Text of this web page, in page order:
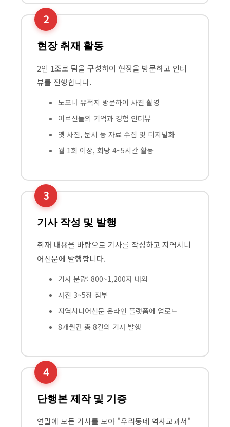
2
현장 취재 활동
2인 1조로 팀을 구성하여 현장을 방문하고 인터
뷰를 진행합니다.
노포나 유적지 방문하여 사진 촬영
어르신들의 기억과 경험 인터뷰
옛 사진, 문서 등 자료 수집 및 디지털화
월 1회 이상, 회당 4~5시간 활동
3
기사 작성 및 발행
취재 내용을 바탕으로 기사를 작성하고 지역시니
어신문에 발행합니다.
기사 분량: 800~1,200자 내외
사진 3~5장 첨부
지역시니어신문 온라인 플랫폼에 업로드
8개월간 총 8건의 기사 발행
4
단행본 제작 및 기증
연말에 모든 기사를 모아 "우리동네 역사교과서"